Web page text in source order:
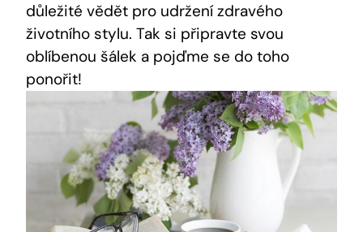
důležité vědět pro udržení zdravého
životního stylu. Tak si připravte svou
oblíbenou šálek a pojďme se do toho
ponořit!